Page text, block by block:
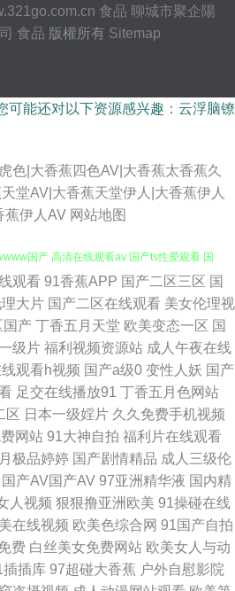
食品 聊城市聚企陽
食品 版權所有 Sitemap
可能还对以下资源感兴趣：云浮脑镣
色|大香蕉四色AV|大香蕉太香蕉久
堂AV|大香蕉天堂伊人|大香蕉伊人
蕉伊人AV 网站地图
婷婷 在线国产三级片 91视频网站链接 97人
国产 高清在线观看av 国产ts性爱观看 国
sese 日韩城人电影 五月天情趣网 51福利社
精品二期 极品av影院 玖玖精品视频在线 欧
免费在线 97人人做爱的 白丝后入屁内射 成人
久久超碰 青娱乐大鸡吧av 日本极品午夜剧
光棍影院 亚洲资源网站 91cn免费版 超碰99
观看 91香蕉APP 国产二区三区 国
大片 国产二区在线观看 美女伦理视
国产 丁香五月天堂 欧美变态一区 国
级片 福利视频资源站 成人午夜在线
观看h视频 国产a级0 变性人妖 国产
足交在线播放91 丁香五月色网站
区 日本一级婬片 久久免费手机视频
网站 91大神自拍 福利片在线观看
极品婷婷 国产剧情精品 成人三级伦
国产AV国产AV 97亚洲精华液 国内精
人视频 狠狠撸亚洲欧美 91操碰在线
在线视频 欧美色综合网 91国产自拍
费 白丝美女免费网站 欧美女人与动
插插库 97超碰大香蕉 户外自慰影院